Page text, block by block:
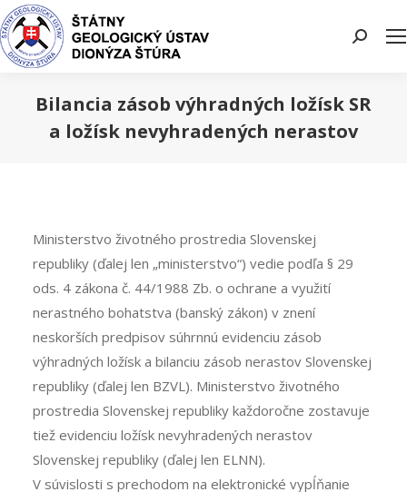
Search:
Bilancia zásob výhradných ložísk SR
a ložísk nevyhradených nerastov
Ministerstvo životného prostredia Slovenskej
republiky (ďalej len „ministerstvo“) vedie podľa § 29
ods. 4 zákona č. 44/1988 Zb. o ochrane a využití
nerastného bohatstva (banský zákon) v znení
neskorších predpisov súhrnnú evidenciu zásob
výhradných ložísk a bilanciu zásob nerastov Slovenskej
republiky (ďalej len BZVL). Ministerstvo životného
prostredia Slovenskej republiky každoročne zostavuje
tiež evidenciu ložísk nevyhradených nerastov
Slovenskej republiky (ďalej len ELNN).
V súvislosti s prechodom na elektronické vypĺňanie